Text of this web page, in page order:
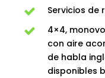
Servicios de
4×4,
con aire
de habla
disponibles